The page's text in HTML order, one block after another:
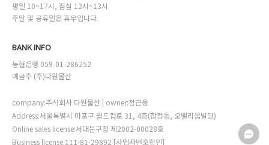
평일 10~17시, 점심 12시~13시
주말 및 공휴일은 휴무입니다.
BANK INFO
농협은행 059-01-286252
예금주 (주)다원물산
company:주식회사 다원물산 | owner:정근용
Address:서울특별시 마포구 월드컵로 31, 4층(합정동, 오벨리움빌딩)
Online sales license:서대문구청 제2002-00028호
Business license:111-81-29892 [사업자번호확인]